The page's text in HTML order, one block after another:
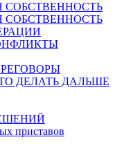
СОБСТВЕННОСТЬ
СОБСТВЕННОСТЬ
ДЕЛАТЬ ДАЛЬШЕ
приставов